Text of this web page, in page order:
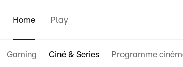
Home Play
Gaming Ciné & Series Programme